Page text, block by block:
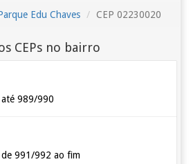
Edu Chaves CEP 02230020
CEPs no bairro
até 989/990
991/992 ao fim